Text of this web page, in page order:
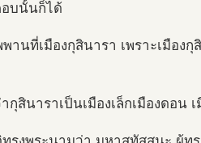
อบนั้นก็ได้
านที่เมืองกุสินารา เพราะเมือง
สินาราเป็นเมืองเล็กเมืองดอน เ